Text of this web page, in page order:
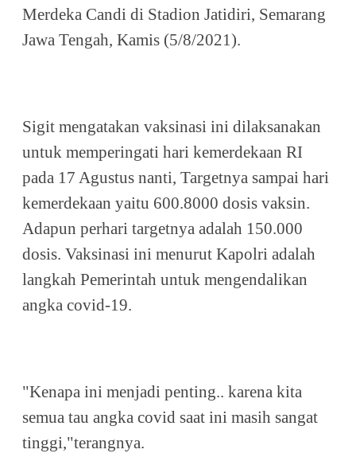
Merdeka Candi di Stadion Jatidiri, Semarang
Jawa Tengah, Kamis (5/8/2021).
Sigit mengatakan vaksinasi ini dilaksanakan
untuk memperingati hari kemerdekaan RI
pada 17 Agustus nanti, Targetnya sampai hari
kemerdekaan yaitu 600.8000 dosis vaksin.
Adapun perhari targetnya adalah 150.000
dosis. Vaksinasi ini menurut Kapolri adalah
langkah Pemerintah untuk mengendalikan
angka covid-19.
"Kenapa ini menjadi penting.. karena kita
semua tau angka covid saat ini masih sangat
tinggi,"terangnya.